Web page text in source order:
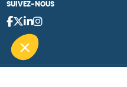
SUIVEZ-NOUS